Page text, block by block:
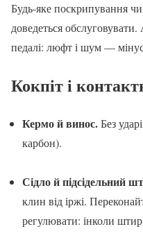
Будь-яке поскрипування
доведеться
педалі: люфт і шум —
Кокпіт і
Кермо й винос.Без
карбон).
Сідло й підсідельний
клин від іржі.
регулювати: інколи